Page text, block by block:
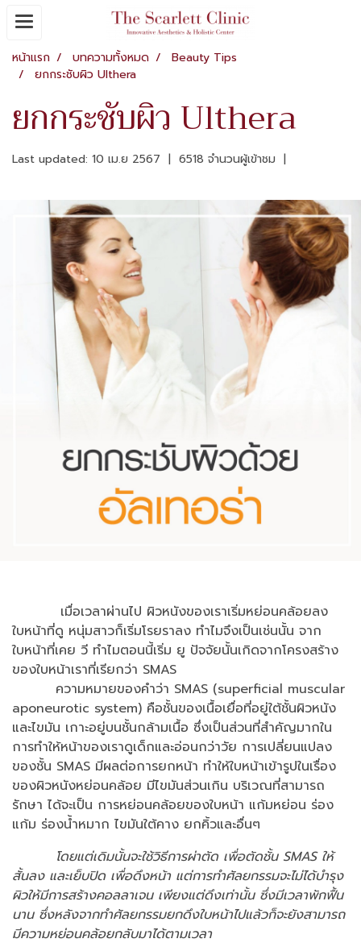
หน้าแรก บทความทั้งหมด
Beauty Tips
ยกกระชับผิว Ulthera
ยกกระชับผิว Ulthera
Last updated: 10 เม.ย 2567 | 6518 จำนวนผู้เข้าชม |
เมื่อเวลาผ่านไป ผิวหนังของเราเริ่มหย่อนคล้อยลง
ใบหน้าที่ดู หนุ่มสาวก็เริ่มโรยราลง ทำไมจึงเป็นเช่นนั้น จาก
ใบหน้าที่เคย วี ทำไมตอนนี้เริ่ม ยู ปัจจัยนั้นเกิดจากโครงสร้าง
ของใบหน้าเราที่เรียกว่า SMAS
ความหมายของคำว่า SMAS (superficial muscular
aponeurotic system) คือชั้นของเนื้อเยื่อที่อยู่ใต้ชั้นผิวหนัง
และไขมัน เกาะอยู่บนชั้นกล้ามเนื้อ ซึ่งเป็นส่วนที่สำคัญมากใน
การทำให้หน้าของเราดูเด็กและอ่อนกว่าวัย การเปลี่ยนแปลง
ของชั้น SMAS มีผลต่อการยกหน้า ทำให้ใบหน้าเข้ารูปในเรื่อง
ของผิวหนังหย่อนคล้อย มีไขมันส่วนเกิน บริเวณที่สามารถ
รักษา ได้จะเป็น การหย่อนคล้อยของใบหน้า แก้มหย่อน ร่อง
แก้ม ร่องน้ำหมาก ไขมันใต้คาง ยกคิ้วและอื่นๆ
โดยแต่เดิมนั้นจะใช้วิธีการผ่าตัด เพื่อตัดชั้น SMAS ให้
สั้นลง และเย็บปิด เพื่อดึงหน้า แต่การทำศัลยกรรมจะไม่ได้บำรุง
ผิวให้มีการสร้างคอลลาเจน เพียงแต่ดึงเท่านั้น ซึ่งมีเวลาพักฟื้น
นาน ซึ่งหลังจากทำศัลยกรรมยกดึงใบหน้าไปแล้วก็จะยังสามารถ
มีความหย่อนคล้อยกลับมาได้ตามเวลา